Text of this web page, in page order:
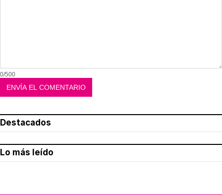
0/500
Destacados
Lo más leído